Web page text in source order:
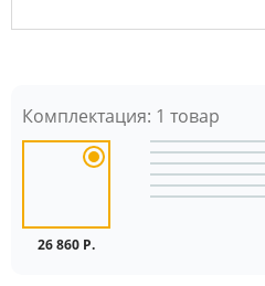
Комплектация: 1 товар
26 860 Р.